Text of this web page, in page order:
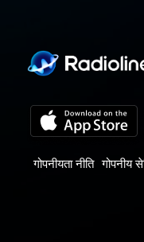
गोपनीयता नीति गोपनीय